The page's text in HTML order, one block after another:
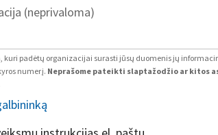
(neprivaloma)
padėtų organizacijai surasti jūsų duomenis jų
numerį. Neprašome pateikti slaptažodžio ar kitos